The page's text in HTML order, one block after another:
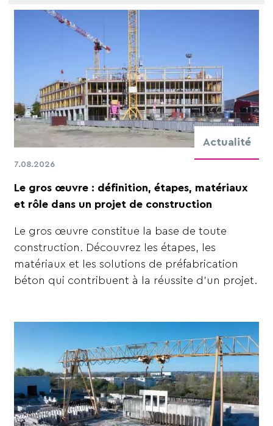
Actualité
7.08.2026
Le gros œuvre : définition, étapes, matériaux
et rôle dans un projet de construction
Le gros œuvre constitue la base de toute
construction. Découvrez les étapes, les
matériaux et les solutions de préfabrication
béton qui contribuent à la réussite d'un projet.